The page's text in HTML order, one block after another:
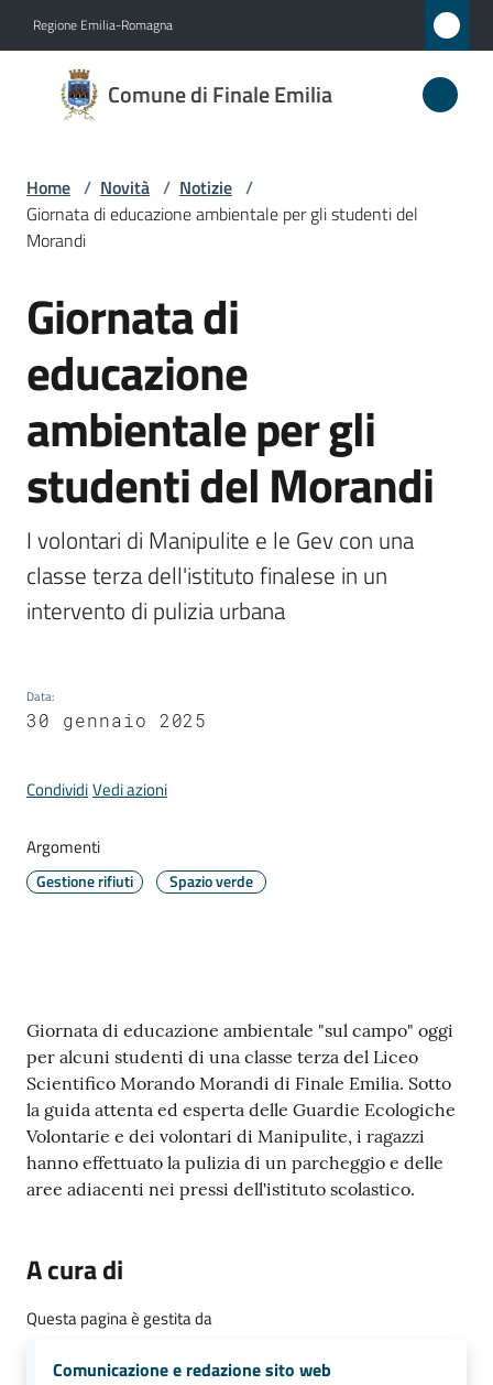
Regione Emilia-Romagna
Comune di Finale Emilia
Comune
di
Emilia
Novità
Menu selezionato
Servizi
Vivere
il
Comune
A
l
r
t
e
o
Sportello
telematico
SUE
Tutti
Home / Novità / Notizie /
Giornata di educazione ambientale per gli studenti del
Morandi
Salta al contenuto
Giornata di
educazione
ambientale per gli
studenti del Morandi
I volontari di Manipulite e le Gev con una
classe terza dell'istituto finalese in un
intervento di pulizia urbana
Data:
30 gennaio 2025
CondividiVedi azioni
Argomenti
Gestione rifiuti Spazio verde
Contenuto
Giornata di educazione ambientale "sul campo" oggi
per alcuni studenti di una classe terza del Liceo
Scientifico Morando Morandi di Finale Emilia. Sotto
la guida attenta ed esperta delle Guardie Ecologiche
Volontarie e dei volontari di Manipulite, i ragazzi
hanno effettuato la pulizia di un parcheggio e delle
aree adiacenti nei pressi dell'istituto scolastico.
A cura di
Questa pagina è gestita da
Comunicazione e redazione sito web